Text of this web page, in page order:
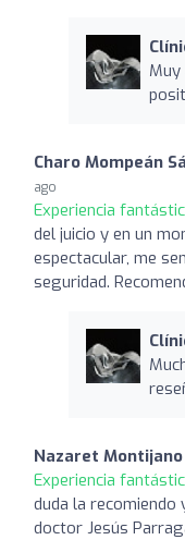
Charo Mompeán
ago
Experiencia
del juicio y en un
espectacular, me
seguridad.
Nazaret Montijano
Experiencia
duda la
doctor Jesús